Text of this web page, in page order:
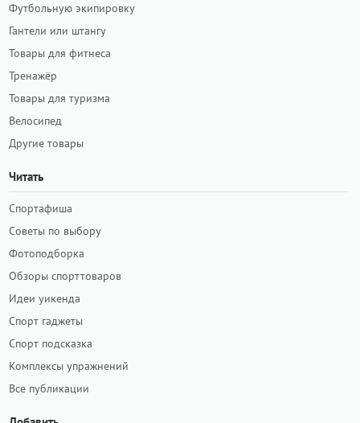
Футбольную экипировку
Гантели или штангу
Товары для фитнеса
Тренажёр
Товары для туризма
Велосипед
Другие товары
Читать
Спортафиша
Советы по выбору
Фотоподборка
Обзоры спорттоваров
Идеи уикенда
Спорт гаджеты
Спорт подсказка
Комплексы упражнений
Все публикации